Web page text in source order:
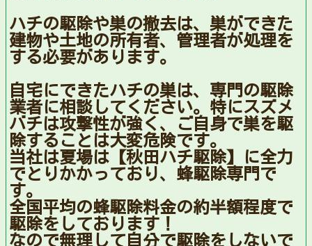
ハチの駆除や巣の撤去は、巣ができた
建物や土地の所有者、管理者が処理を
する必要があります。
自宅にできたハチの巣は、専門の駆除
業者に相談してください。特にスズメ
バチは攻撃性が強く、ご自身で巣を駆
除することは大変危険です。
当社は夏場は【秋田ハチ駆除】に全力
でとりかかっており、蜂駆除専門で
す。
全国平均の蜂駆除料金の約半額程度で
駆除をしております！
なので無理して自分で駆除をしないで